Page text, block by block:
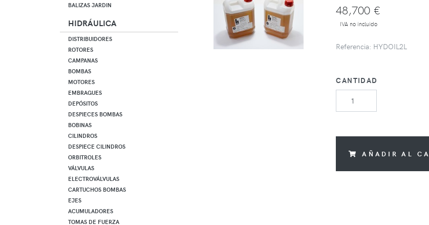
48,700 €
IVA no incluido
Referencia: HYDOIL2L
CANTIDAD
AÑADIR AL
BALIZAS JARDIN
HIDRÁULICA
DISTRIBUIDORES
ROTORES
CAMPANAS
BOMBAS
MOTORES
EMBRAGUES
DEPÓSITOS
DESPIECES BOMBAS
BOBINAS
CILINDROS
DESPIECE CILINDROS
ORBITROLES
VÁLVULAS
ELECTROVÁLVULAS
CARTUCHOS BOMBAS
EJES
ACUMULADORES
TOMAS DE FUERZA